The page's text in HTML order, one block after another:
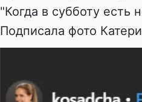
"Когда в субботу есть
Подписала фото